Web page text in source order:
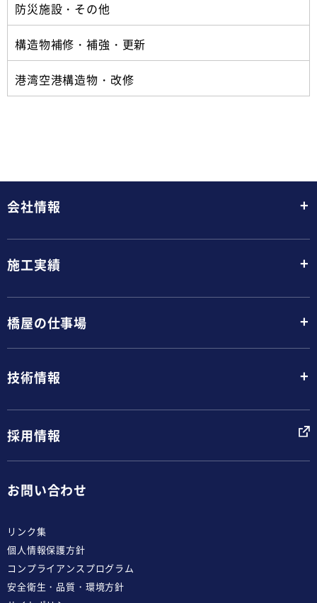
防災施設・その他
構造物補修・補強・更新
港湾空港構造物・改修
会社情報 +
施工実績 +
橋屋の仕事場 +
技術情報 +
採用情報
お問い合わせ
リンク集
個人情報保護方針
コンプライアンスプログラム
安全衛生・品質・環境方針